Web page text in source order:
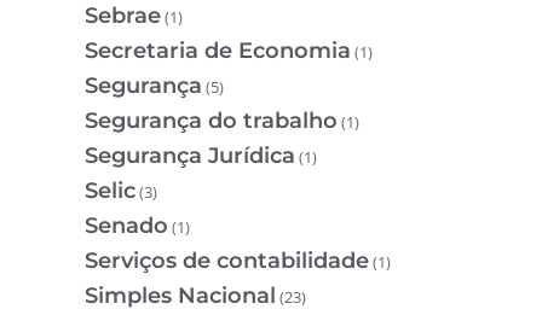
Sebrae(1)
Secretaria de Economia (1)
Segurança (5)
Segurança do trabalho (1)
Segurança Jurídica (1)
Selic(3)
Senado (1)
Serviços de contabilidade(1)
Simples Nacional (23)